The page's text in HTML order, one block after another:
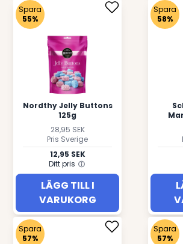
Spara
55%
Nordthy Jelly Buttons
125g
28,95 SEK
Pris Sverige
12,95 SEK
Ditt pris
LÄGG TILL I
VARUKORG
Spara
58%
Spara
57%
Spara
57%